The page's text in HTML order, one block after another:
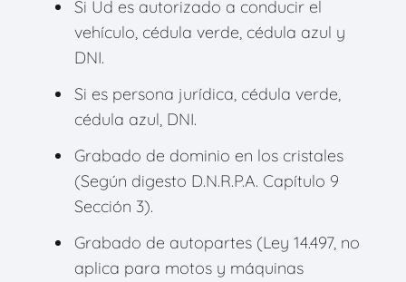
Si Ud es autorizado a conducir el
vehículo, cédula verde, cédula azul y
DNI.
Si es persona jurídica, cédula verde,
cédula azul, DNI.
Grabado de dominio en los cristales
(Según digesto D.N.R.P.A. Capítulo 9
Sección 3).
Grabado de autopartes (Ley 14.497, no
aplica para motos y máquinas